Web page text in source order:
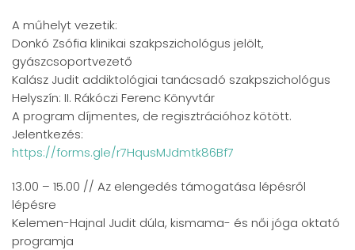
A műhelyt vezetik:
Donkó Zsófia klinikai szakpszichológus jelölt,
gyászcsoportvezető
Kalász Judit addiktológiai tanácsadó szakpszichológus
Helyszín: II. Rákóczi Ferenc Könyvtár
A program díjmentes, de regisztrációhoz kötött.
Jelentkezés:
https://forms.gle/r7HqusMJdmtk86Bf7
13.00 – 15.00 // Az elengedés támogatása lépésről
lépésre
Kelemen-Hajnal Judit dúla, kismama- és női jóga oktató
programja